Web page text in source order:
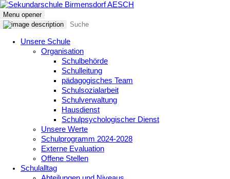
Menu opener
Unsere Schule
Organisation
Schulbehörde
Schulleitung
pädagogisches Team
Schulsozialarbeit
Schulverwaltung
Hausdienst
Schulpsychologischer Dienst
Unsere Werte
Schulprogramm 2024-2028
Externe Evaluation
Offene Stellen
Schulalltag